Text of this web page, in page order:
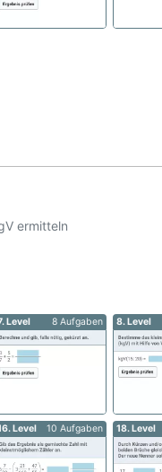
ermitteln
Level 8 Aufgaben 8. Level
Level 10 Aufgaben 18. Level